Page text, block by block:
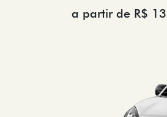
a partir de R$